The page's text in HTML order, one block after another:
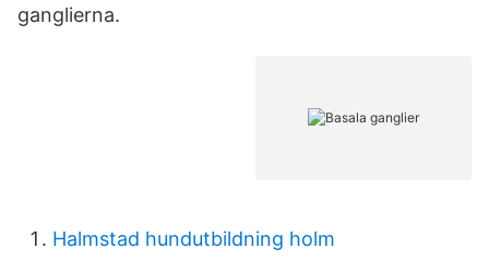
ganglierna.
Halmstad hundutbildning holm